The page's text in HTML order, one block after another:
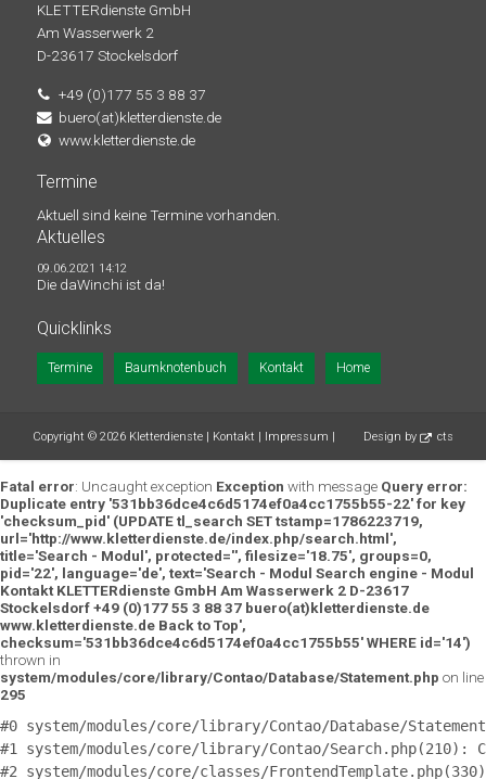
KLETTERdienste GmbH
Am Wasserwerk 2
D-23617 Stockelsdorf
+49 (0)177 55 3 88 37
buero(at)kletterdienste.de
www.kletterdienste.de
Termine
Aktuell sind keine Termine vorhanden.
Aktuelles
09.06.2021 14:12
Die daWinchi ist da!
Quicklinks
Navigation
überspringen
Termine Baumknotenbuch Kontakt Home
Copyright © 2026 Kletterdienste | Kontakt | Impressum | Design by cts
Fatal error: Uncaught exception Exception with message Query error:
Duplicate entry '531bb36dce4c6d5174ef0a4cc1755b55-22' for key
'checksum_pid' (UPDATE tl_search SET tstamp=1786223719,
url='http://www.kletterdienste.de/index.php/search.html',
title='Search - Modul', protected='', filesize='18.75', groups=0,
pid='22', language='de', text='Search - Modul Search engine - Modul
Kontakt KLETTERdienste GmbH Am Wasserwerk 2 D-23617
Stockelsdorf +49 (0)177 55 3 88 37 buero(at)kletterdienste.de
www.kletterdienste.de Back to Top',
checksum='531bb36dce4c6d5174ef0a4cc1755b55' WHERE id='14')
thrown in
system/modules/core/library/Contao/Database/Statement.php on line
295
#0 system/modules/core/library/Contao/Database/
#1 system/modules/core/library/Contao/Search.php(210):
#2 system/modules/core/classes/